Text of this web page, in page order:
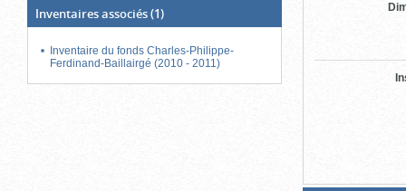
Inventaires associés(1)
Inventaire du fonds Charles-Philippe-
Ferdinand-Baillairgé (2010 - 2011)